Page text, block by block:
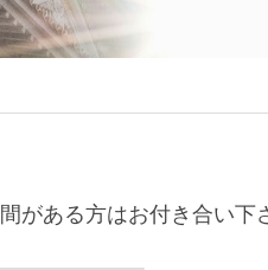
がある方はお付き合い下